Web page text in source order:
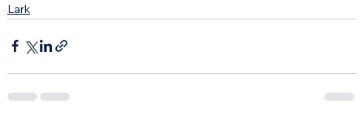
Lark